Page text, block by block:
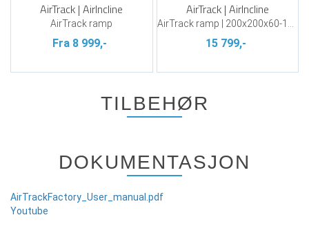
AirTrack | AirIncline
AirTrack ramp
Fra 8 999,-
AirTrack | AirIncline
15 799,-
TILBEHØR
DOKUMENTASJON
AirTrackFactory_User_manual.pdf
Youtube